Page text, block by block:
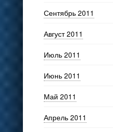
Сентябрь 2011
Август 2011
Июль 2011
Июнь 2011
Май 2011
Апрель 2011